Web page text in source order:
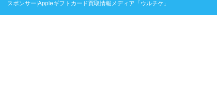
スポンサー|Appleギフトカード買取情報メディア「ウルチケ」